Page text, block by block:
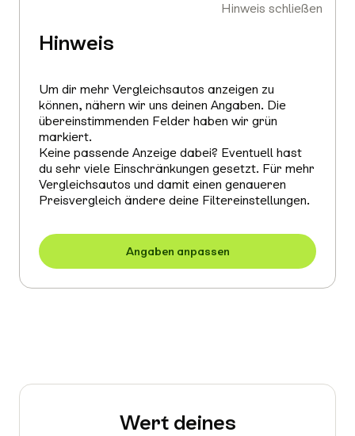
Hinweis schließen
Hinweis
Um dir mehr Vergleichsautos anzeigen zu
können, nähern wir uns deinen Angaben. Die
übereinstimmenden Felder haben wir grün
markiert.
Keine passende Anzeige dabei? Eventuell hast
du sehr viele Einschränkungen gesetzt. Für mehr
Vergleichsautos und damit einen genaueren
Preisvergleich ändere deine Filtereinstellungen.
Angaben anpassen
Wert deines